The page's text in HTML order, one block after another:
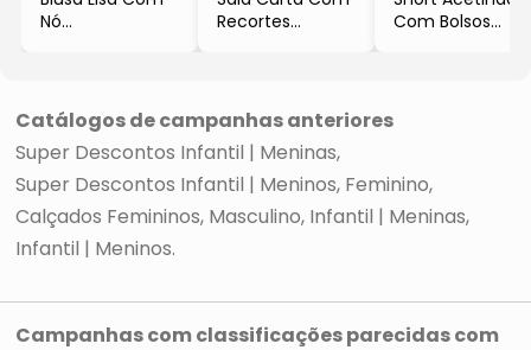
Nó
Recortes
Com Bolsos
Catálogos de campanhas anteriores
Super Descontos Infantil | Meninas
Super Descontos Infantil | Meninos Feminino
Calçados Femininos Masculino Infantil | Meninas
Infantil | Meninos
Campanhas com classificações parecidas com